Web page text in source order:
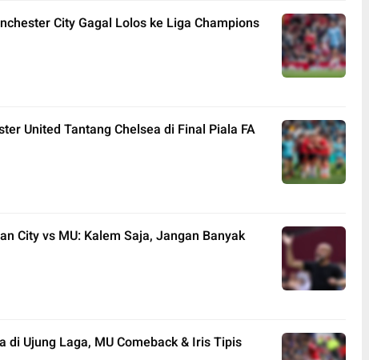
City Gagal Lolos ke Liga Champions
United Tantang Chelsea di Final Piala FA
City vs MU: Kalem Saja, Jangan Banyak
di Ujung Laga, MU Comeback & Iris Tipis